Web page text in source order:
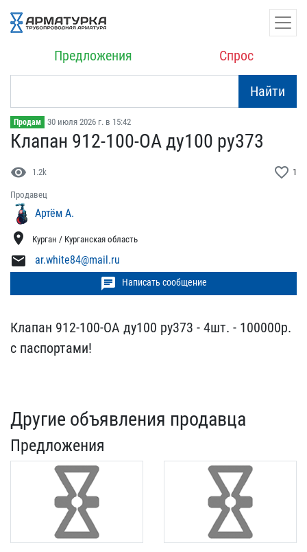
Предложения Спрос
Найти
Продам 30 июля 2026 г. в 15:42
Клапан 912-100-ОА ду100 ​ру373
visibility 1.2k favorite_border 1
Продавец
Артём А.
location_on Курган / Курганская область
mail ar.white84@mail.ru
chat Написать сообщение
Клапан 912-100-ОА ду100 ​ру373 - 4шт. - 100000р. ​
с паспортами!
Другие объявления продавца
Предложения